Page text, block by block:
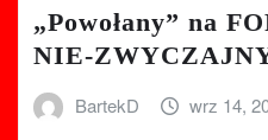
„Powołany” na
NIE-
BartekD wrz 14,